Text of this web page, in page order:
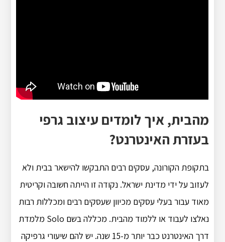
מהבית, איך לומדים עיצוב גרפי
בעזרת האינטרנט?
בתקופת הקורונה, עסקים רבים התבקשו להישאר בבית ולא
לעזוב על ידי מדינת ישראל. נקודה זו הייתה חשובה וקריטית
מאוד עבור בעלי עסקים מכיוון שעסקים רבים ומכללות רבות
נאלצו לעבוד או ללמוד מהבית. מכללה בשם Solo מלמדת
דרך האינטרנט כבר יותר מ-15 שנה. יש להם שיעורי גרפיקה